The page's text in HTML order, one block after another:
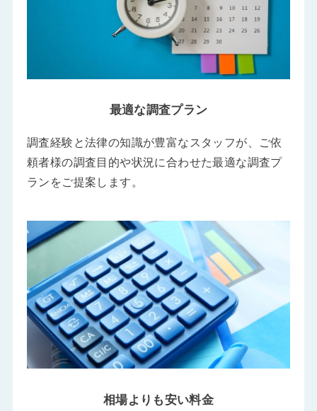
最適な調査プラン
調査経験と法律の知識が豊富なスタッフが、ご依
頼者様の調査目的や状況に合わせた最適な調査プ
ランをご提案します。
相場よりも安い料金